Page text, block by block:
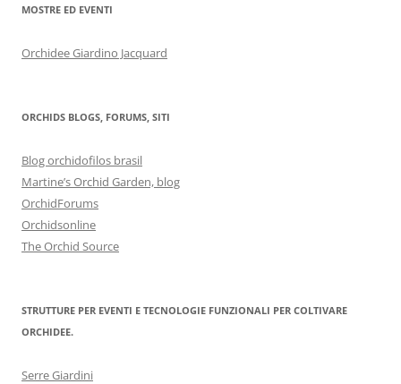
MOSTRE ED EVENTI
Orchidee Giardino Jacquard
ORCHIDS BLOGS, FORUMS, SITI
Blog orchidofilos brasil
Martine’s Orchid Garden, blog
OrchidForums
Orchidsonline
The Orchid Source
STRUTTURE PER EVENTI E TECNOLOGIE FUNZIONALI PER COLTIVARE
ORCHIDEE.
Serre Giardini